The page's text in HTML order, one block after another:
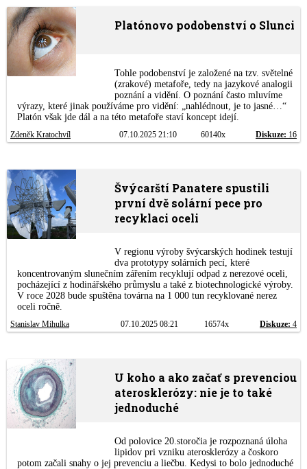
Platónovo podobenství o Slunci
Tohle podobenství je založené na tzv. světelné
(zrakové) metafoře, tedy na jazykové analogii
poznání a vidění. O poznání často mluvíme
výrazy, které jinak používáme pro vidění: „nahlédnout, je to jasné…“
Platón však jde dál a na této metafoře staví koncept idejí.
Zdeněk Kratochvíl 07.10.2025 21:10 60140x Diskuze: 16
Švýcarští Panatere spustili
první dvě solární pece pro
recyklaci oceli
V regionu výroby švýcarských hodinek testují
dva prototypy solárních pecí, které
koncentrovaným slunečním zářením recyklují odpad z nerezové oceli,
pocházející z hodinářského průmyslu a také z biotechnologické výroby.
V roce 2028 bude spuštěna továrna na 1 000 tun recyklované nerez
oceli ročně.
Stanislav Mihulka 07.10.2025 08:21 16574x Diskuze: 4
U koho a ako začať s prevenciou
aterosklerózy: nie je to také
jednoduché
Od polovice 20.storočia je rozpoznaná úloha
lipidov pri vzniku aterosklerózy a čoskoro
potom začali snahy o jej prevenciu a liečbu. Kedysi to bolo jednoduché